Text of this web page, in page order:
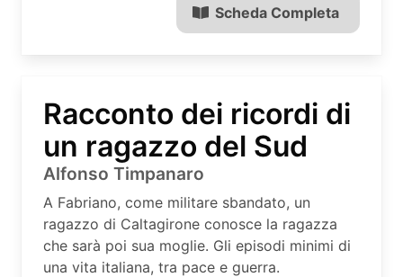
Scheda Completa
Racconto dei ricordi di
un ragazzo del Sud
Alfonso Timpanaro
A Fabriano, come militare sbandato, un
ragazzo di Caltagirone conosce la ragazza
che sarà poi sua moglie. Gli episodi minimi di
una vita italiana, tra pace e guerra.